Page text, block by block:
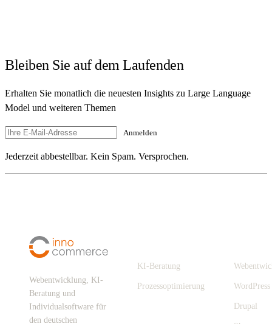
Bleiben Sie auf dem Laufenden
Erhalten Sie monatlich die neuesten Insights zu Large Language
Model und weiteren Themen
Anmelden
Jederzeit abbestellbar. Kein Spam. Versprochen.
Webentwicklung, KI-
Beratung und
Individualsoftware für
den deutschen
KI-Beratung
Prozessoptimierung WordPress
Drupal